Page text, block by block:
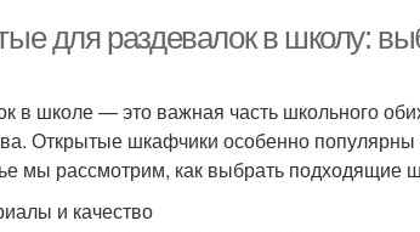
для раздевалок в школу:
в школе — это важная часть школьного
Открытые шкафчики особенно
мы рассмотрим, как выбрать подходящие
и качество